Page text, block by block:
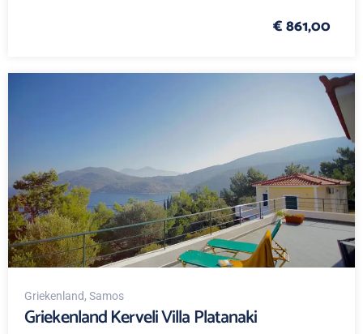
€ 861,00
Griekenland, Samos
Griekenland Kerveli Villa Platanaki